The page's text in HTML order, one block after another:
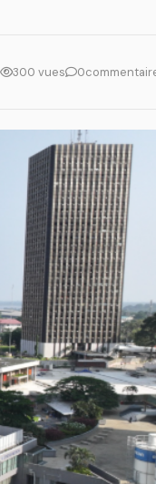
300 vues 0